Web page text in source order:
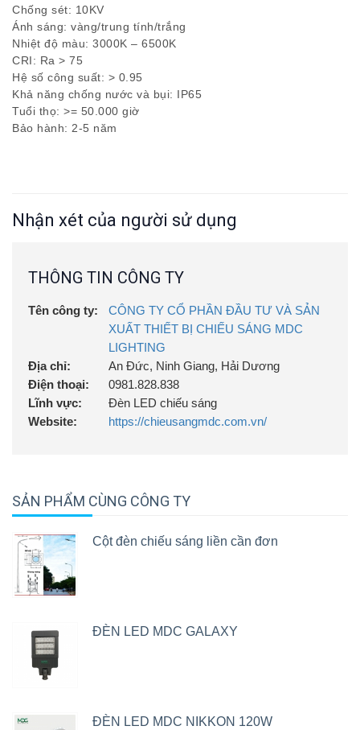
Chống sét: 10KV
Ánh sáng: vàng/trung tính/trắng
Nhiệt độ màu: 3000K – 6500K
CRI: Ra > 75
Hệ số công suất: > 0.95
Khả năng chống nước và bụi: IP65
Tuổi thọ: >= 50.000 giờ
Bảo hành: 2-5 năm
Nhận xét của người sử dụng
THÔNG TIN CÔNG TY
Tên công ty:
CÔNG TY CỔ PHẦN ĐẦU TƯ VÀ SẢN
XUẤT THIẾT BỊ CHIẾU SÁNG MDC
LIGHTING
Địa chỉ:
An Đức, Ninh Giang, Hải Dương
Điện thoại:
0981.828.838
Lĩnh vực:
Đèn LED chiếu sáng
Website:
https://chieusangmdc.com.vn/
SẢN PHẨM CÙNG CÔNG TY
Cột đèn chiếu sáng liền cần đơn
ĐÈN LED MDC GALAXY
ĐÈN LED MDC NIKKON 120W